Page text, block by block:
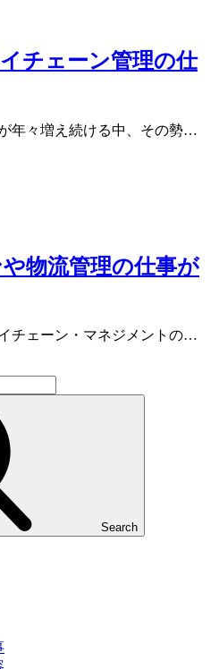
チェーン管理の仕
年々増え続ける中、その勢…
物流管理の仕事が
チェーン・マネジメントの…
Search